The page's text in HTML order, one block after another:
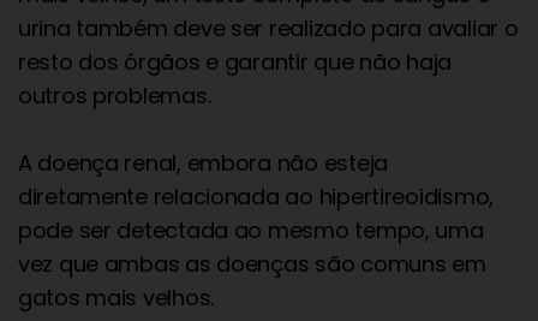
urina também deve ser realizado para avaliar o
resto dos órgãos e garantir que não haja
outros problemas.
A doença renal, embora não esteja
diretamente relacionada ao hipertireoidismo,
pode ser detectada ao mesmo tempo, uma
vez que ambas as doenças são comuns em
gatos mais velhos.